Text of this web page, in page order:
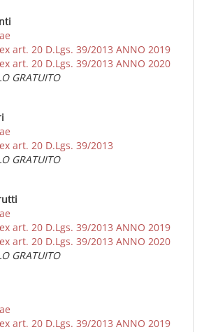
art. 20 D.Lgs. 39/2013 ANNO 2019
art. 20 D.Lgs. 39/2013 ANNO 2020
GRATUITO
art. 20 D.Lgs. 39/2013
GRATUITO
art. 20 D.Lgs. 39/2013 ANNO 2019
art. 20 D.Lgs. 39/2013 ANNO 2020
GRATUITO
art. 20 D.Lgs. 39/2013 ANNO 2019